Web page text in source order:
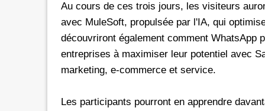
Au cours de ces trois jours, les visiteurs
avec MuleSoft, propulsée par l'IA, qui
découvriront également comment WhatsApp
entreprises à maximiser leur potentiel avec
marketing, e-commerce et service.
Les participants pourront en apprendre